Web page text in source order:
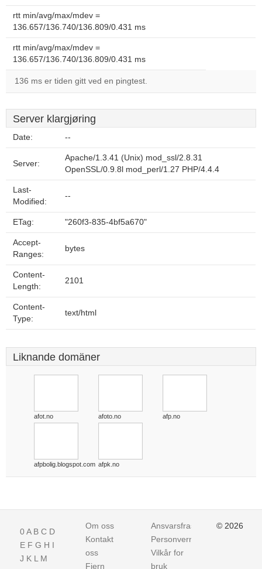
rtt min/avg/max/mdev =
136.657/136.740/136.809/0.431 ms
rtt min/avg/max/mdev =
136.657/136.740/136.809/0.431 ms
136 ms er tiden gitt ved en pingtest.
Server klargjøring
Date: --
Server:
Apache/1.3.41 (Unix) mod_ssl/2.8.31
OpenSSL/0.9.8l mod_perl/1.27 PHP/4.4.4
Last-
Modified:
--
ETag: "260f3-835-4bf5a670"
Accept-
Ranges:
bytes
Content-
Length:
2101
Content-
Type:
text/html
Liknande domäner
afot.no afoto.no afp.no
afpbolig.blogspot.com afpk.no
0A B C D
E F G H I
J K L M
Om oss
Kontakt
oss
Fjern
Ansvarsfraskrivelse
Personvern
Vilkår for
bruk
© 2026